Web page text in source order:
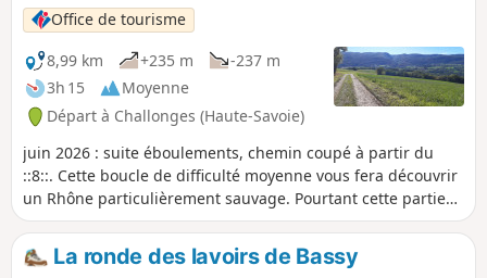
Office de tourisme
8,99 km
+235 m
-237 m
3h 15
Moyenne
Départ à Challonges (Haute-Savoie)
juin 2026 : suite éboulements, chemin coupé à partir du
::8::. Cette boucle de difficulté moyenne vous fera découvrir
un Rhône particulièrement sauvage. Pourtant cette partie
du Rhône situé en amont de Seyssel a connu une activité
humaine de par l'extraction de l'asphalte et des pierres de
Seyssel.La ronde des lavoirs de Bassy